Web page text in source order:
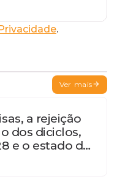
.
Ver mais
a rejeição
dos diciclos,
e o estado de